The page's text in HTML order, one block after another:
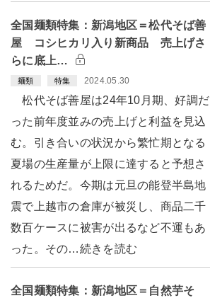
全国麺類特集：新潟地区＝松代そば善
屋 コシヒカリ入り新商品 売上げさ
らに底上…
麺類 特集 2024.05.30
松代そば善屋は24年10月期、好調だ
った前年度並みの売上げと利益を見込
む。引き合いの状況から繁忙期となる
夏場の生産量が上限に達すると予想さ
れるためだ。今期は元旦の能登半島地
震で上越市の倉庫が被災し、商品二千
数百ケースに被害が出るなど不運もあ
った。その…続きを読む
全国麺類特集：新潟地区＝自然芋そ